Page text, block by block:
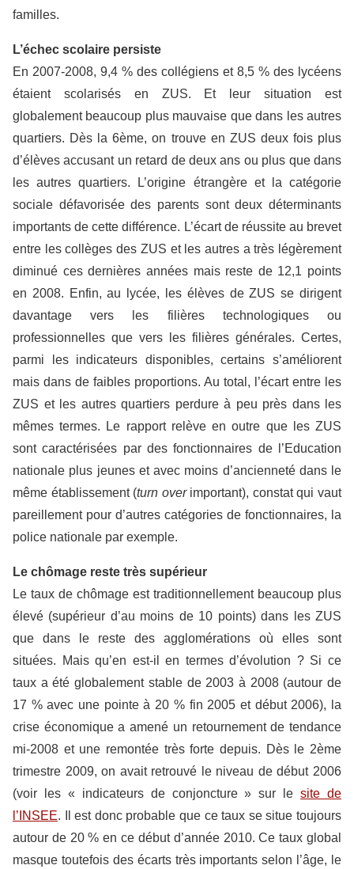
familles.
L’échec scolaire persiste
En 2007-2008, 9,4 % des collégiens et 8,5 % des lycéens
étaient scolarisés en ZUS. Et leur situation est
globalement beaucoup plus mauvaise que dans les autres
quartiers. Dès la 6ème, on trouve en ZUS deux fois plus
d’élèves accusant un retard de deux ans ou plus que dans
les autres quartiers. L’origine étrangère et la catégorie
sociale défavorisée des parents sont deux déterminants
importants de cette différence. L’écart de réussite au brevet
entre les collèges des ZUS et les autres a très légèrement
diminué ces dernières années mais reste de 12,1 points
en 2008. Enfin, au lycée, les élèves de ZUS se dirigent
davantage vers les filières technologiques ou
professionnelles que vers les filières générales. Certes,
parmi les indicateurs disponibles, certains s’améliorent
mais dans de faibles proportions. Au total, l’écart entre les
ZUS et les autres quartiers perdure à peu près dans les
mêmes termes. Le rapport relève en outre que les ZUS
sont caractérisées par des fonctionnaires de l’Education
nationale plus jeunes et avec moins d’ancienneté dans le
même établissement (turn overimportant), constat qui vaut
pareillement pour d’autres catégories de fonctionnaires, la
police nationale par exemple.
Le chômage reste très supérieur
Le taux de chômage est traditionnellement beaucoup plus
élevé (supérieur d’au moins de 10 points) dans les ZUS
que dans le reste des agglomérations où elles sont
situées. Mais qu’en est-il en termes d’évolution ? Si ce
taux a été globalement stable de 2003 à 2008 (autour de
17 % avec une pointe à 20 % fin 2005 et début 2006), la
crise économique a amené un retournement de tendance
mi-2008 et une remontée très forte depuis. Dès le 2ème
trimestre 2009, on avait retrouvé le niveau de début 2006
(voir les « indicateurs de conjoncture » sur lesite de
l’INSEE. Il est donc probable que ce taux se situe toujours
autour de 20 % en ce début d’année 2010. Ce taux global
masque toutefois des écarts très importants selon l’âge, le